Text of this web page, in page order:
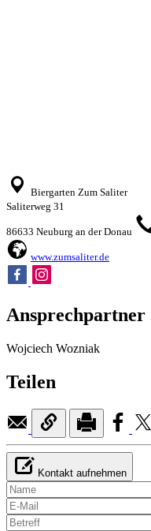
Biergarten Zum Saliter
Saliterweg 31
86633 Neuburg an der Donau
www.zumsaliter.de
Ansprechpartner
Wojciech Wozniak
Teilen
Kontakt aufnehmen